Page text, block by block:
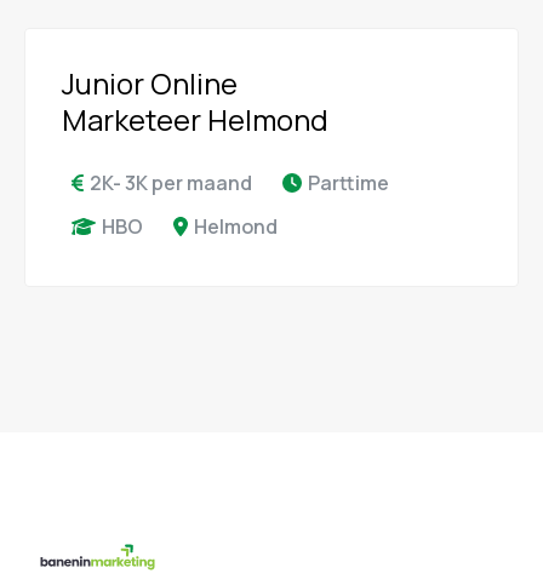
Junior Online
Marketeer Helmond
2K- 3K per maand
Parttime
HBO
Helmond